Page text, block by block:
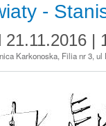
-
21.11.2016 |
Karkonoska, Filia nr 3, ul